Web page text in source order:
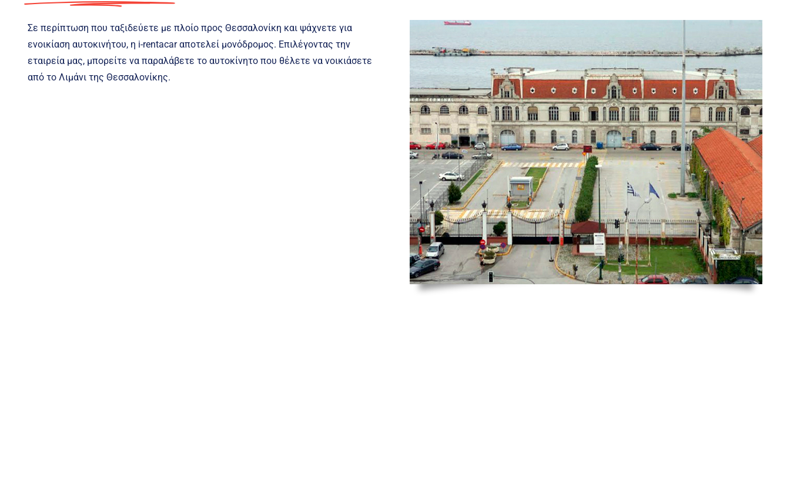
Σε περίπτωση που ταξιδεύετε με πλοίο προς Θεσσαλονίκη και ψάχνετε για
ενοικίαση αυτοκινήτου, η i-rentacar αποτελεί μονόδρομος. Επιλέγοντας την
εταιρεία μας, μπορείτε να παραλάβετε το αυτοκίνητο που θέλετε να νοικιάσετε
από το Λιμάνι της Θεσσαλονίκης.